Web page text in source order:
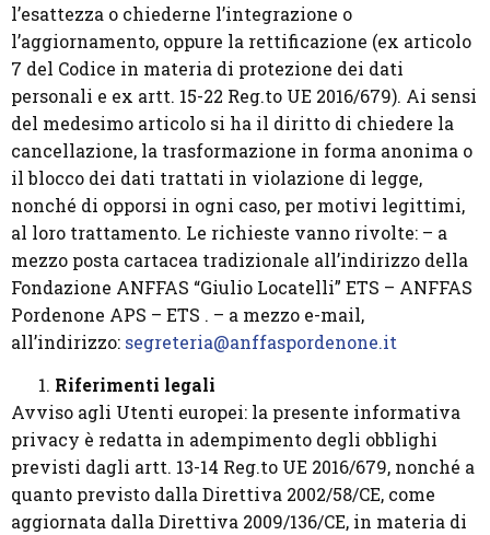
l’esattezza o chiederne l’integrazione o
l’aggiornamento, oppure la rettificazione (ex articolo
7 del Codice in materia di protezione dei dati
personali e ex artt. 15-22 Reg.to UE 2016/679). Ai sensi
del medesimo articolo si ha il diritto di chiedere la
cancellazione, la trasformazione in forma anonima o
il blocco dei dati trattati in violazione di legge,
nonché di opporsi in ogni caso, per motivi legittimi,
al loro trattamento. Le richieste vanno rivolte: – a
mezzo posta cartacea tradizionale all’indirizzo della
Fondazione ANFFAS “Giulio Locatelli” ETS – ANFFAS
Pordenone APS – ETS . – a mezzo e-mail,
all’indirizzo: segreteria@anffaspordenone.it
Riferimenti legali
Avviso agli Utenti europei: la presente informativa
privacy è redatta in adempimento degli obblighi
previsti dagli artt. 13-14 Reg.to UE 2016/679, nonché a
quanto previsto dalla Direttiva 2002/58/CE, come
aggiornata dalla Direttiva 2009/136/CE, in materia di